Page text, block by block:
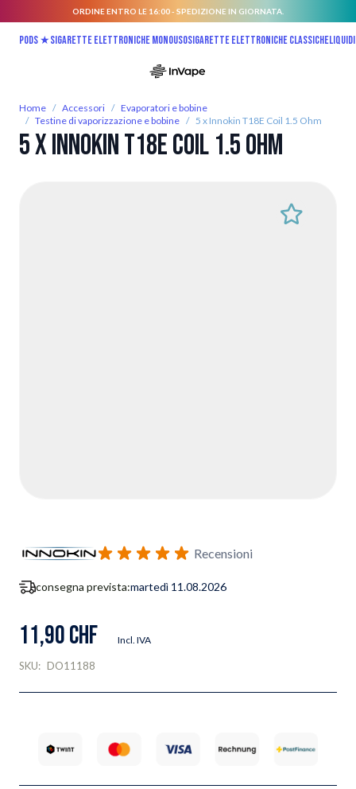
ORDINE ENTRO LE 16:00 - SPEDIZIONE IN GIORNATA.
Pods ★Sigarette elettroniche monousoSigarette elettroniche classiche
Home / Accessori / Evaporatori e bobine
/ Testine di vaporizzazione e bobine / 5 x Innokin T18E Coil 1.5 Ohm
5 x Innokin T18E Coil 1.5 Ohm
Recensioni
consegna prevista:martedì 11.08.2026
11,90 CHF Incl. IVA
SKU: DO11188